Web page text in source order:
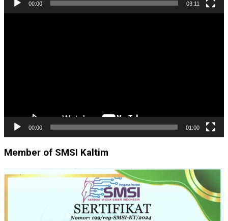
00:00 03:11
00:00 01:00
Member of SMSI Kaltim